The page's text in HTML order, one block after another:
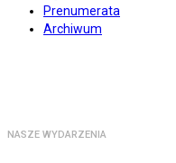
Prenumerata
Archiwum
NASZE WYDARZENIA